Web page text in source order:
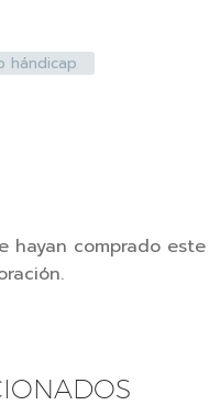
hándicap
hayan comprado este